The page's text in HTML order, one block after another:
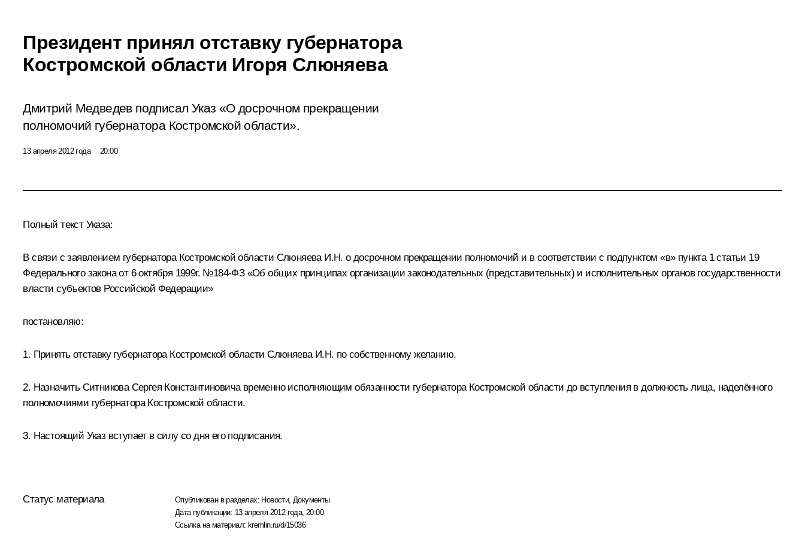
Президент принял отставку губернатора
Костромской области Игоря Слюняева
Дмитрий Медведев подписал Указ «О досрочном прекращении
полномочий губернатора Костромской области».
13 апреля 2012 года 20:00
Полный текст Указа:
В связи с заявлением губернатора Костромской области Слюняева И.Н. о досрочном прекращении полномочий и в соответствии с подпунктом «в» пункта 1 статьи 19
Федерального закона от 6 октября 1999г. №184-ФЗ «Об общих принципах организации законодательных (представительных) и исполнительных органов государственности
власти субъектов Российской Федерации»
постановляю:
1. Принять отставку губернатора Костромской области Слюняева И.Н. по собственному желанию.
2. Назначить Ситникова Сергея Константиновича временно исполняющим обязанности губернатора Костромской области до вступления в должность лица, наделённого
полномочиями губернатора Костромской области.
3. Настоящий Указ вступает в силу со дня его подписания.
Статус материала Опубликован в разделах: Новости, Документы
Дата публикации: 13 апреля 2012 года, 20:00
Ссылка на материал: kremlin.ru/d/15036